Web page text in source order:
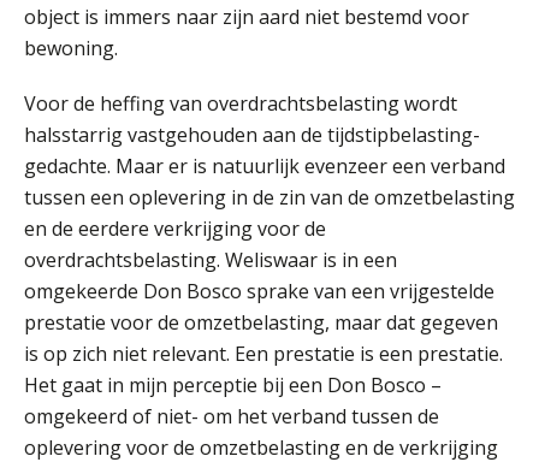
object is immers naar zijn aard niet bestemd voor
bewoning.
Voor de heffing van overdrachtsbelasting wordt
halsstarrig vastgehouden aan de tijdstipbelasting-
gedachte. Maar er is natuurlijk evenzeer een verband
tussen een oplevering in de zin van de omzetbelasting
en de eerdere verkrijging voor de
overdrachtsbelasting. Weliswaar is in een
omgekeerde Don Bosco sprake van een vrijgestelde
prestatie voor de omzetbelasting, maar dat gegeven
is op zich niet relevant. Een prestatie is een prestatie.
Het gaat in mijn perceptie bij een Don Bosco –
omgekeerd of niet- om het verband tussen de
oplevering voor de omzetbelasting en de verkrijging
mr. John Seerden
Mohamed Kaddour LL.M RB